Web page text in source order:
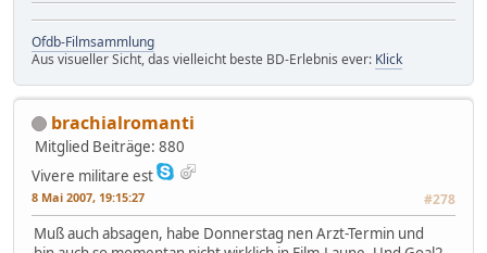
Ofdb-Filmsammlung
Aus visueller Sicht, das vielleicht beste BD-Erlebnis ever: Klick
brachialromanti
Mitglied Beiträge: 880
Vivere militare est
8 Mai 2007, 19:15:27 #278
Muß auch absagen, habe Donnerstag nen Arzt-Termin und